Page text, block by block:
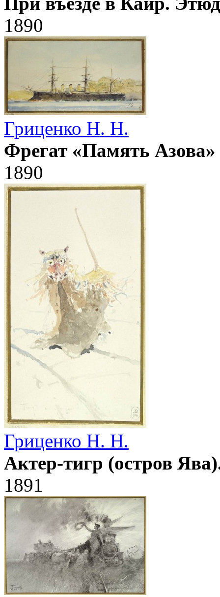
1890
Гриценко Н. Н.
Фрегат «Память
1890
Гриценко Н. Н.
Актер-тигр (остров
1891